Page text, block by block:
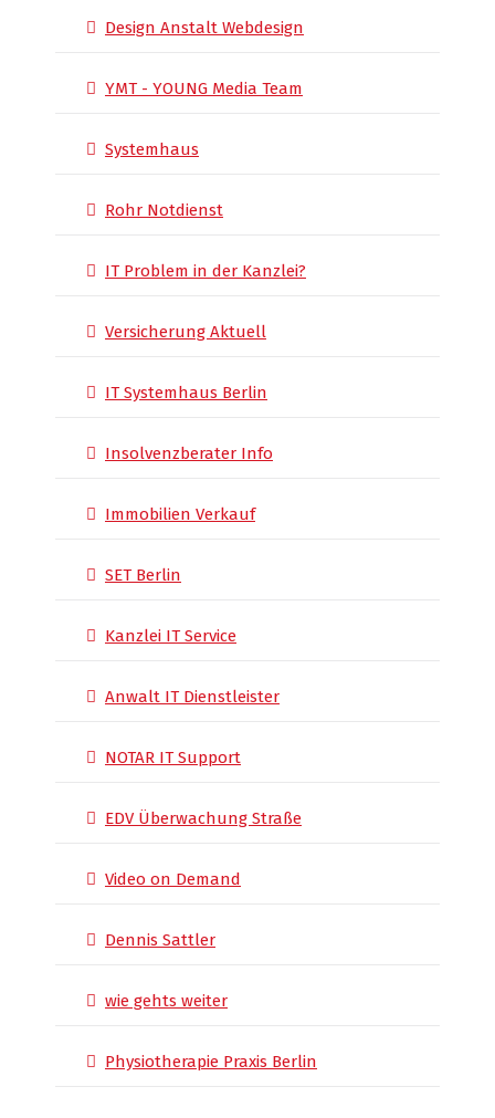
Design Anstalt Webdesign
YMT - YOUNG Media Team
Systemhaus
Rohr Notdienst
IT Problem in der Kanzlei?
Versicherung Aktuell
IT Systemhaus Berlin
Insolvenzberater Info
Immobilien Verkauf
SET Berlin
Kanzlei IT Service
Anwalt IT Dienstleister
NOTAR IT Support
EDV Überwachung Straße
Video on Demand
Dennis Sattler
wie gehts weiter
Physiotherapie Praxis Berlin